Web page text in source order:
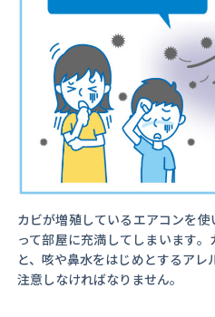
カビが増殖しているエアコンを
って部屋に充満してしまいます
と、咳や鼻水をはじめとするアレ
注意しなければなりません。